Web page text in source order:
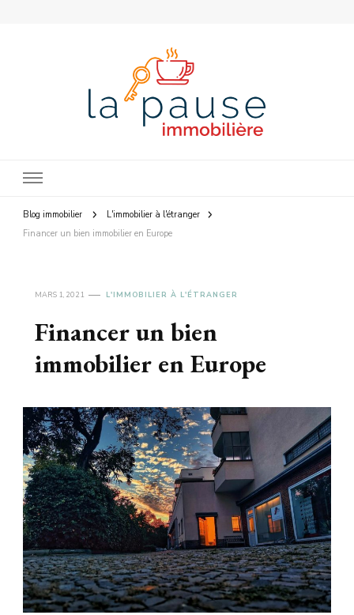
Blog immobilier
L'immobilier à l'étranger
Financer un bien immobilier en Europe
MARS 1, 2021 L'IMMOBILIER À L'ÉTRANGER
Financer un bien
immobilier en Europe